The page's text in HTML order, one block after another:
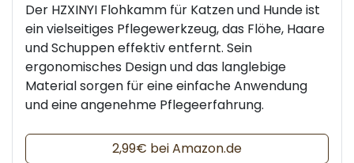
Der HZXINYI Flohkamm für Katzen und Hunde ist
ein vielseitiges Pflegewerkzeug, das Flöhe, Haare
und Schuppen effektiv entfernt. Sein
ergonomisches Design und das langlebige
Material sorgen für eine einfache Anwendung
und eine angenehme Pflegeerfahrung.
2,99€ bei Amazon.de